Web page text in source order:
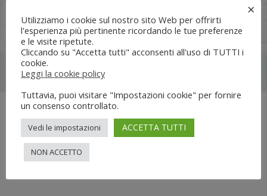
Flli UNIA s.n.c. | Lungo Dora Voghera 28/d Torino (10122) |
info[at]nuovimondi.com | P.IVA 00715420014
Utilizziamo i cookie sul nostro sito Web per offrirti
l'esperienza più pertinente ricordando le tue preferenze
e le visite ripetute.
Cliccando su "Accetta tutti" acconsenti all'uso di TUTTI i
cookie.
Leggi la cookie policy
×
Tuttavia, puoi visitare "Impostazioni cookie" per fornire
un consenso controllato.
Vedi le impostazioni ACCETTA TUTTI
NON ACCETTO